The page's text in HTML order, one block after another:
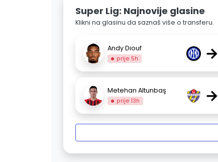
Super Lig: Najnovije glasine
Klikni na glasinu da saznaš više o transferu.
Andy Diouf
prije 5h →
Metehan Altunbaş
prije 13h →